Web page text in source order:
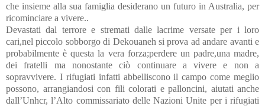
che insieme alla sua famiglia desiderano un futuro in Australia, per
ricominciare a vivere..
Devastati dal terrore e stremati dalle lacrime versate per i loro
cari,nel piccolo sobborgo di Dekouaneh si prova ad andare avanti e
probabilmente è questa la vera forza;perdere un padre,una madre,
dei fratelli ma nonostante ciò continuare a vivere e non a
sopravvivere. I rifugiati infatti abbelliscono il campo come meglio
possono, arrangiandosi con fili colorati e palloncini, aiutati anche
dall’Unhcr, l’Alto commissariato delle Nazioni Unite per i rifugiati